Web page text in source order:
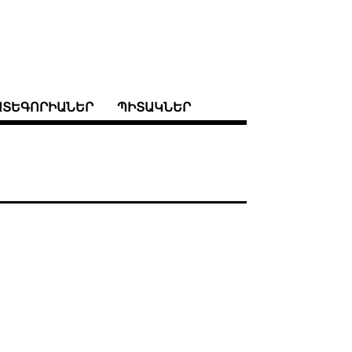
ՊԻՏԱԿՆԵՐ